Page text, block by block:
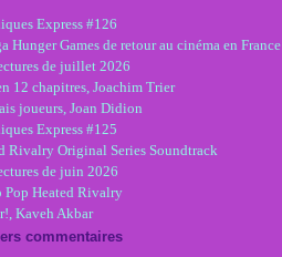
Express #126
Hunger Games de retour au cinéma en France
de juillet 2026
12 chapitres, Joachim Trier
joueurs, Joan Didion
Express #125
Rivalry Original Series Soundtrack
de juin 2026
Pop Heated Rivalry
Kaveh Akbar
commentaires